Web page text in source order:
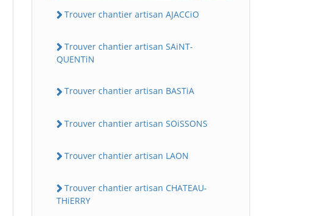
Trouver chantier artisan AJACCiO
Trouver chantier artisan SAiNT-
QUENTiN
Trouver chantier artisan BASTiA
Trouver chantier artisan SOiSSONS
Trouver chantier artisan LAON
Trouver chantier artisan CHATEAU-
THiERRY